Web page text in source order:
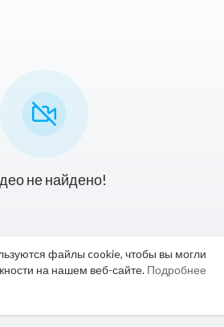
файлы cookie, чтобы вы могли
на нашем веб-сайте. Подробнее
не найдено!